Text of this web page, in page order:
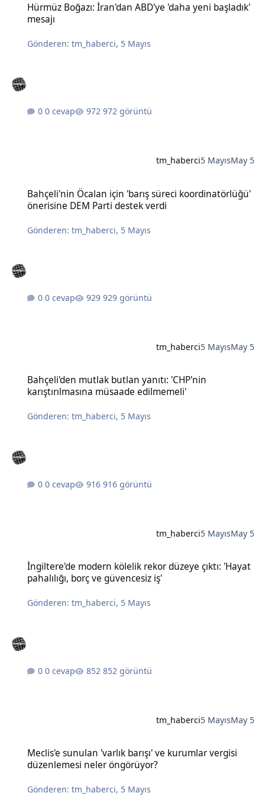
Hürmüz Boğazı: İran'dan ABD'ye 'daha yeni başladık'
mesajı
Gönderen:tm_haberci, 5 Mayıs
0 cevap 972 görüntü
tm_haberci5 MayısMay 5
Bahçeli'nin Öcalan için 'barış süreci koordinatörlüğü'
önerisine DEM Parti destek verdi
Gönderen:tm_haberci, 5 Mayıs
0 cevap 929 görüntü
tm_haberci5 MayısMay 5
Bahçeli'den mutlak butlan yanıtı: 'CHP'nin
karıştırılmasına müsaade edilmemeli'
Gönderen:tm_haberci, 5 Mayıs
0 cevap 916 görüntü
tm_haberci5 MayısMay 5
İngiltere'de modern kölelik rekor düzeye çıktı: 'Hayat
pahalılığı, borç ve güvencesiz iş'
Gönderen:tm_haberci, 5 Mayıs
0 cevap 852 görüntü
tm_haberci5 MayısMay 5
Meclis'e sunulan 'varlık barışı' ve kurumlar vergisi
düzenlemesi neler öngörüyor?
Gönderen:tm_haberci, 5 Mayıs